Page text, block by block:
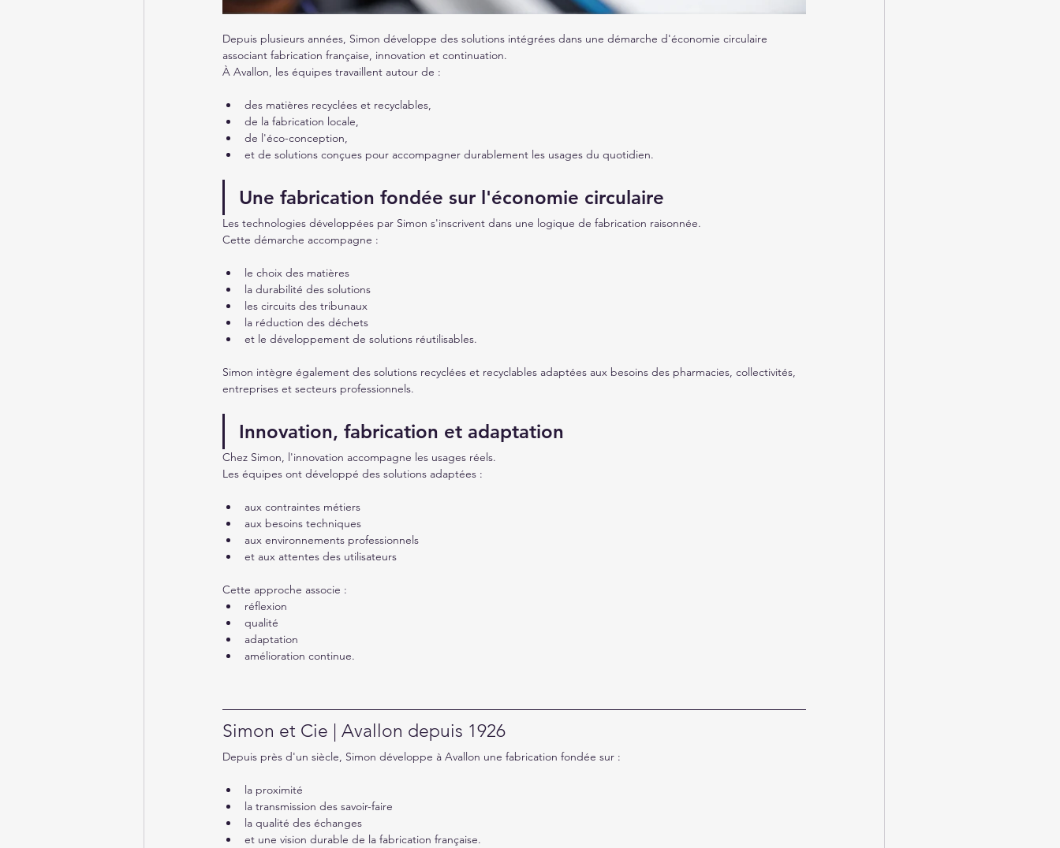
Depuis plusieurs années, Simon développe des solutions intégrées dans une démarche d'économie circulaire
associant fabrication française, innovation et continuation.
À Avallon, les équipes travaillent autour de :
des matières recyclées et recyclables,
de la fabrication locale,
de l'éco-conception,
et de solutions conçues pour accompagner durablement les usages du quotidien.
Une fabrication fondée sur l'économie circulaire
Les technologies développées par Simon s'inscrivent dans une logique de fabrication raisonnée.
Cette démarche accompagne :
le choix des matières
la durabilité des solutions
les circuits des tribunaux
la réduction des déchets
et le développement de solutions réutilisables.
Simon intègre également des solutions recyclées et recyclables adaptées aux besoins des pharmacies, collectivités,
entreprises et secteurs professionnels.
Innovation, fabrication et adaptation
Chez Simon, l'innovation accompagne les usages réels.
Les équipes ont développé des solutions adaptées :
aux contraintes métiers
aux besoins techniques
aux environnements professionnels
et aux attentes des utilisateurs
Cette approche associe :
réflexion
qualité
adaptation
amélioration continue.
Simon et Cie | Avallon depuis 1926
Depuis près d'un siècle, Simon développe à Avallon une fabrication fondée sur :
la proximité
la transmission des savoir-faire
la qualité des échanges
et une vision durable de la fabrication française.